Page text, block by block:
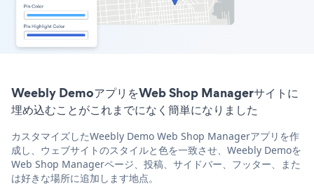
Weebly DemoアプリをWeb Shop Managerサイトに
埋め込むことがこれまでになく簡単になりました
カスタマイズしたWeebly Demo Web Shop Managerアプリを作
成し、ウェブサイトのスタイルと色を一致させ、Weebly Demoを
Web Shop Managerページ、投稿、サイドバー、フッター、また
は好きな場所に追加します地点。